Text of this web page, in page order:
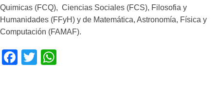
Quimicas (FCQ), Ciencias Sociales (FCS), Filosofia y
Humanidades (FFyH) y de Matemática, Astronomía, Física y
Computación (FAMAF).
F
T